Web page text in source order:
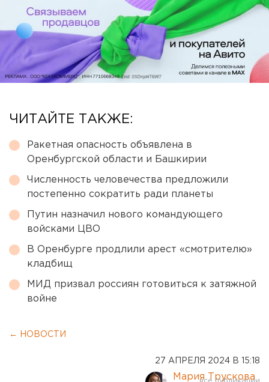
ЧИТАЙТЕ ТАКЖЕ:
Ракетная опасность объявлена в
Оренбургской области и Башкирии
Численность человечества предложили
постепенно сократить ради планеты
Путин назначил нового командующего
войсками ЦВО
В Оренбурге продлили арест «смотрителю»
кладбищ
МИД призвал россиян готовиться к затяжной
войне
← НОВОСТИ
27 АПРЕЛЯ 2024 В 15:18
Мария Трускова